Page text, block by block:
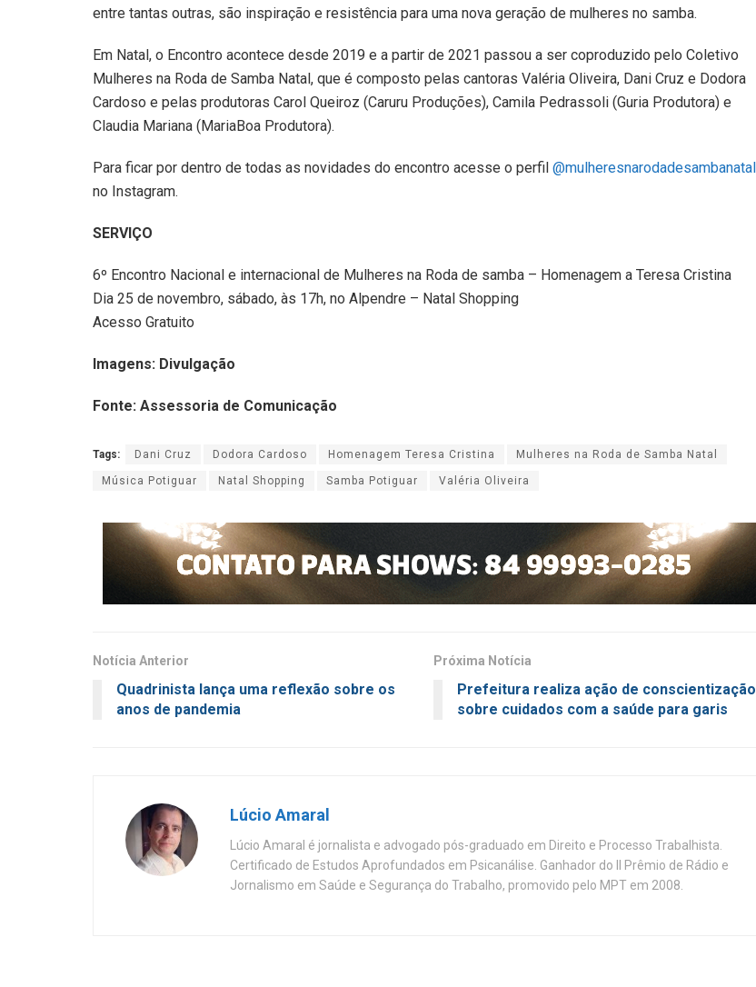
entre tantas outras, são inspiração e resistência para uma nova geração de mulheres no samba.
Em Natal, o Encontro acontece desde 2019 e a partir de 2021 passou a ser coproduzido pelo Coletivo
Mulheres na Roda de Samba Natal, que é composto pelas cantoras Valéria Oliveira, Dani Cruz e Dodora
Cardoso e pelas produtoras Carol Queiroz (Caruru Produções), Camila Pedrassoli (Guria Produtora) e
Claudia Mariana (MariaBoa Produtora).
Para ficar por dentro de todas as novidades do encontro acesse o perfil @mulheresnarodadesambanatal
no Instagram.
SERVIÇO
6º Encontro Nacional e internacional de Mulheres na Roda de samba – Homenagem a Teresa Cristina
Dia 25 de novembro, sábado, às 17h, no Alpendre – Natal Shopping
Acesso Gratuito
Imagens: Divulgação
Fonte: Assessoria de Comunicação
Tags: Dani Cruz Dodora Cardoso Homenagem Teresa Cristina Mulheres na Roda de Samba Natal
Música Potiguar Natal Shopping Samba Potiguar Valéria Oliveira
Notícia Anterior
Quadrinista lança uma reflexão sobre os
anos de pandemia
Próxima Notícia
Prefeitura realiza ação de conscientização
sobre cuidados com a saúde para garis
Lúcio Amaral
Lúcio Amaral é jornalista e advogado pós-graduado em Direito e Processo Trabalhista.
Certificado de Estudos Aprofundados em Psicanálise. Ganhador do II Prêmio de Rádio e
Jornalismo em Saúde e Segurança do Trabalho, promovido pelo MPT em 2008.